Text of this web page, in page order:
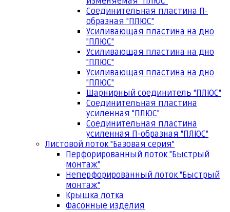
Соединительная пластина П-
образная "ПЛЮС"
Усиливающая пластина на дно
"ПЛЮС"
Усиливающая пластина на дно
"ПЛЮС"
Усиливающая пластина на дно
"ПЛЮС"
Шарнирный соединитель "ПЛЮС"
Соединительная пластина
усиленная "ПЛЮС"
Соединительная пластина
усиленная П-образная "ПЛЮС"
Листовой лоток "Базовая серия"
Перфорированный лоток "Быстрый
монтаж"
Неперфорированный лоток "Быстрый
монтаж"
Крышка лотка
Фасонные изделия